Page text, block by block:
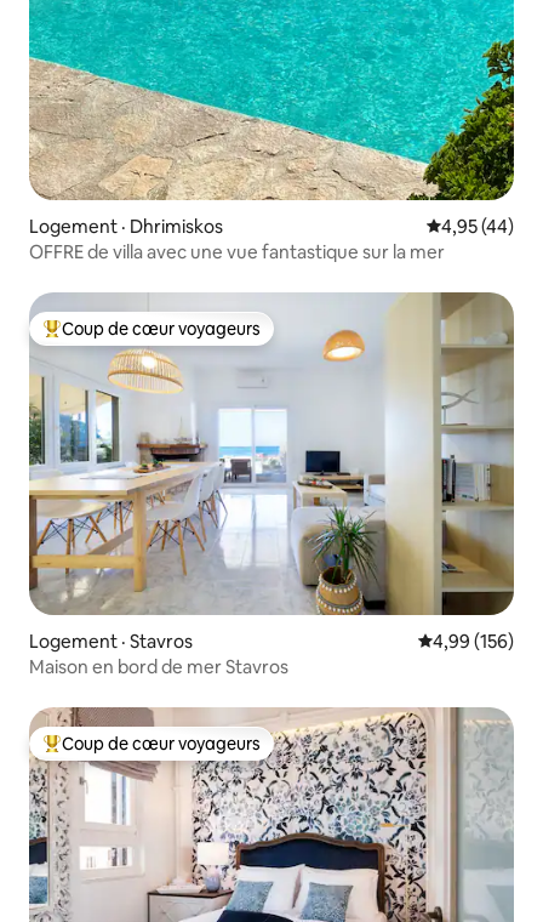
Logement · Dhrimiskos Note
4,95 (44)
OFFRE de villa avec une vue fantastique sur la mer
Coup de cœur voyageurs parmi les plus aimés
Coup de cœur voyageurs
Logement · Stavros Note
4,99 (156)
Maison en bord de mer Stavros
Coup de cœur voyageurs parmi les plus aimés
Coup de cœur voyageurs